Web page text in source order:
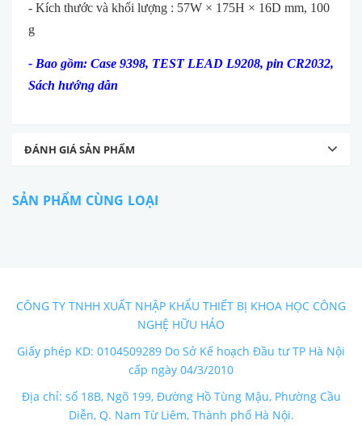
- Kích thước và khối lượng : 57W × 175H × 16D mm, 100
g
- Bao gồm: Case 9398, TEST LEAD L9208, pin CR2032,
Sách hướng dẫn
ĐÁNH GIÁ SẢN PHẨM
SẢN PHẨM CÙNG LOẠI
CÔNG TY TNHH XUẤT NHẬP KHẨU THIẾT BỊ KHOA HỌC CÔNG
NGHỆ HỮU HẢO
Giấy phép KD: 0104509289 Do Sở Kế hoạch Đầu tư TP Hà Nội
cấp ngày 04/3/2010
Địa chỉ: số 18B, Ngõ 199, Đường Hồ Tùng Mậu, Phường Cầu
Diễn, Q. Nam Từ Liêm, Thành phố Hà Nội.